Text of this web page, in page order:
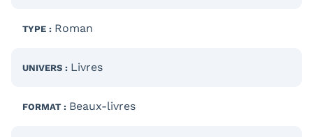
TYPE : Roman
UNIVERS : Livres
FORMAT : Beaux-livres